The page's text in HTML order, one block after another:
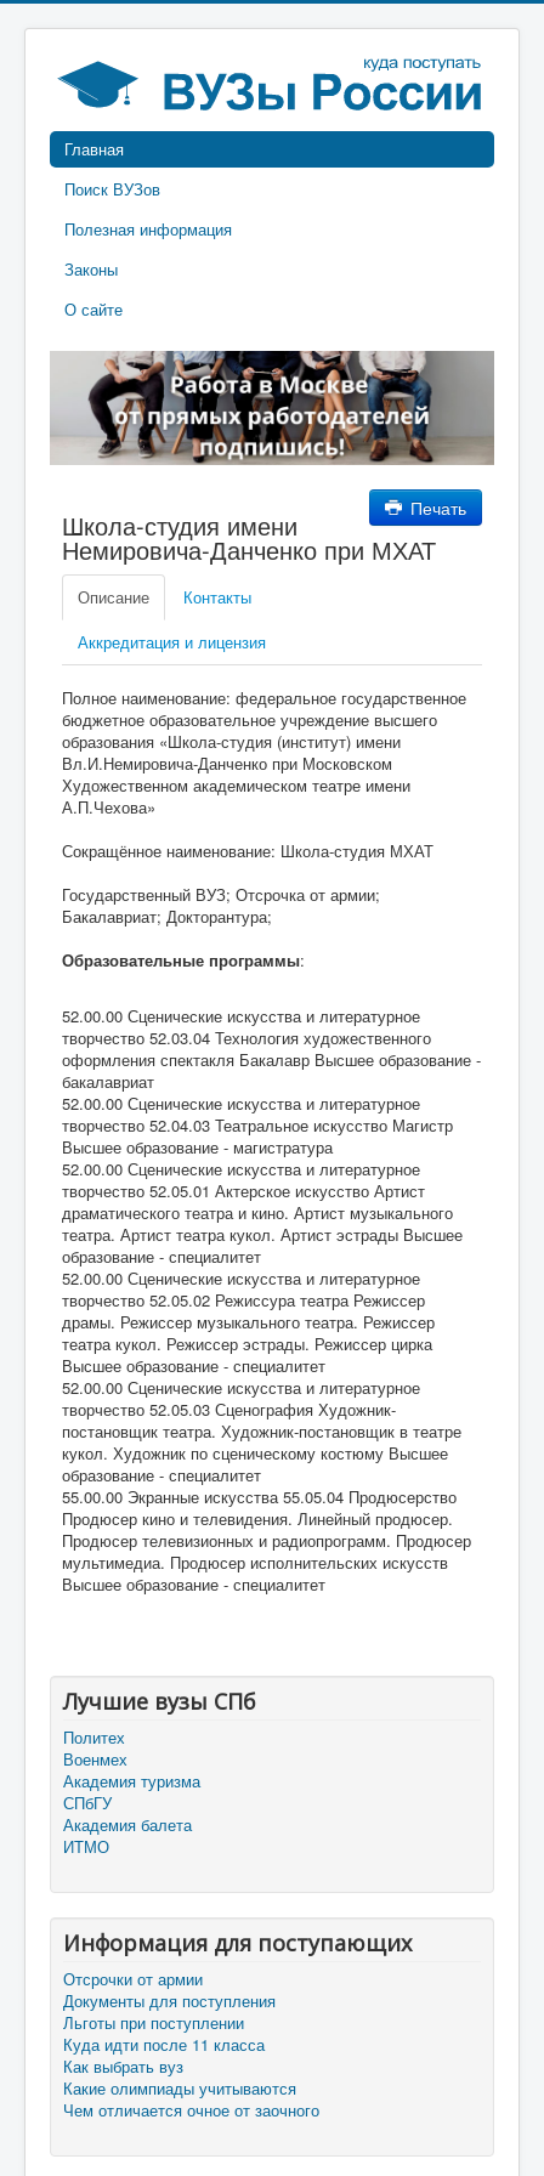
Главная
Поиск ВУЗов
Полезная информация
Законы
О сайте
Печать
Школа-студия имени
Немировича-Данченко при МХАТ
Описание
Контакты
Аккредитация и лицензия
Полное наименование: федеральное государственное
бюджетное образовательное учреждение высшего
образования «Школа-студия (институт) имени
Вл.И.Немировича-Данченко при Московском
Художественном академическом театре имени
А.П.Чехова»
Сокращённое наименование: Школа-студия МХАТ
Государственный ВУЗ; Отсрочка от армии;
Бакалавриат; Докторантура;
Образовательные программы:
52.00.00 Сценические искусства и литературное
творчество 52.03.04 Технология художественного
оформления спектакля Бакалавр Высшее образование -
бакалавриат
52.00.00 Сценические искусства и литературное
творчество 52.04.03 Театральное искусство Магистр
Высшее образование - магистратура
52.00.00 Сценические искусства и литературное
творчество 52.05.01 Актерское искусство Артист
драматического театра и кино. Артист музыкального
театра. Артист театра кукол. Артист эстрады Высшее
образование - специалитет
52.00.00 Сценические искусства и литературное
творчество 52.05.02 Режиссура театра Режиссер
драмы. Режиссер музыкального театра. Режиссер
театра кукол. Режиссер эстрады. Режиссер цирка
Высшее образование - специалитет
52.00.00 Сценические искусства и литературное
творчество 52.05.03 Сценография Художник-
постановщик театра. Художник-постановщик в театре
кукол. Художник по сценическому костюму Высшее
образование - специалитет
55.00.00 Экранные искусства 55.05.04 Продюсерство
Продюсер кино и телевидения. Линейный продюсер.
Продюсер телевизионных и радиопрограмм. Продюсер
мультимедиа. Продюсер исполнительских искусств
Высшее образование - специалитет
Лучшие вузы СПб
Политех
Военмех
Академия туризма
СПбГУ
Академия балета
ИТМО
Информация для поступающих
Отсрочки от армии
Документы для поступления
Льготы при поступлении
Куда идти после 11 класса
Как выбрать вуз
Какие олимпиады учитываются
Чем отличается очное от заочного